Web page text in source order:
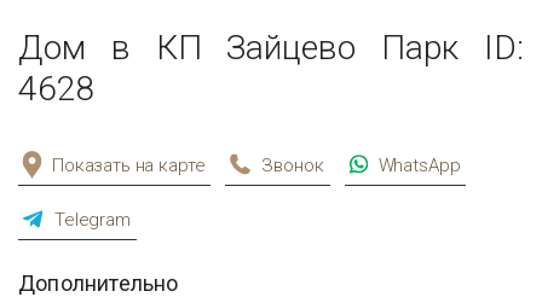
Дом в КП Зайцево Парк ID:
4628
Показать на карте Звонок WhatsApp
Telegram
Дополнительно